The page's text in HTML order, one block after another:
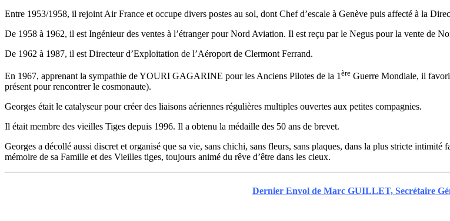
Entre 1953/1958, il rejoint Air France et occupe divers postes au sol, dont Chef d’escale à Genève puis affecté à la
De 1958 à 1962, il est Ingénieur des ventes à l’étranger pour Nord Aviation. Il est reçu par le Negus pour la vente de
De 1962 à 1987, il est Directeur d’Exploitation de l’Aéroport de Clermont Ferrand.
En 1967, apprenant la sympathie de YOURI GAGARINE pour les Anciens Pilotes de la 1ère Guerre Mondiale, il
présent pour rencontrer le cosmonaute).
Georges était le catalyseur pour créer des liaisons aériennes régulières multiples ouvertes aux petites compagnies.
Il était membre des vieilles Tiges depuis 1996. Il a obtenu la médaille des 50 ans de brevet.
Georges a décollé aussi discret et organisé que sa vie, sans chichi, sans fleurs, sans plaques, dans la plus stricte
mémoire de sa Famille et des Vieilles tiges, toujours animé du rêve d’être dans les cieux.
Dernier Envol de Marc GUILLET, Secrétaire